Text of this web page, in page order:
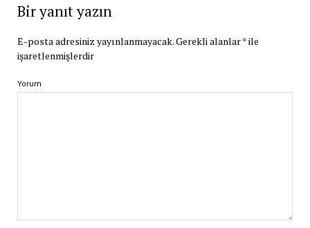
Bir yanıt yazın
E-posta adresiniz yayınlanmayacak.Gerekli alanlar*ile
işaretlenmişlerdir
Yorum